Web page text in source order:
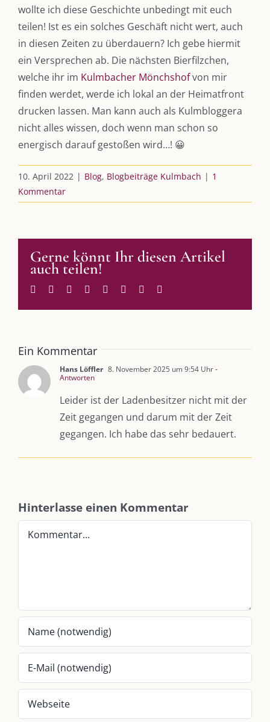
wollte ich diese Geschichte unbedingt mit euch
teilen! Ist es ein solches Geschäft nicht wert, auch
in diesen Zeiten zu überdauern? Ich gebe hiermit
ein Versprechen ab. Die nächsten Bierfilzchen,
welche ihr im Kulmbacher Mönchshofvon mir
finden werdet, werde ich lokal an der Heimatfront
drucken lassen. Man kann auch als Kulmbloggera
nicht alles wissen, doch wenn man schon so
energisch darauf gestoßen wird…! 😀
10. April 2022 | Blog, Blogbeiträge Kulmbach | 1
Kommentar
Gerne könnt Ihr diesen Artikel
auch teilen!
Facebook
TwitterReddit LinkedInWhatsApp
TumblrPinterest
Ein Kommentar
Hans Löffler 8. November 2025 um 9:54 Uhr-
Antworten
Leider ist der Ladenbesitzer nicht mit der
Zeit gegangen und darum mit der Zeit
gegangen. Ich habe das sehr bedauert.
Hinterlasse einen Kommentar
Kommentar
DIE KULMBLOGGERA
Podcast
vkfk
Leistungen – Buchungen
AKTUELLES
AUS DEM BLOG
Im Dialog mit – Jana Florence
Im Dialog mit – Nicole Putschky-Kaiser
Am einfachsten bin ich per Mail und über WhatsApp zu erreichen.
Whatsapp:0151-21182972
„Unser Kulmbach e. V.“– Der Händlerzusammenschluss der Stadt
„Stadt Kulmbach“– Offizielles Portal unserer Heimat
Lebenslust Akademie Kulmbach